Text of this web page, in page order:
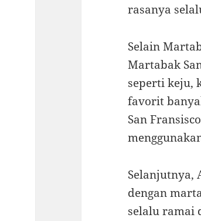
rasanya
Selain
Martabak
seperti keju,
favorit
San
Selanjutnya,
dengan
selalu ramai